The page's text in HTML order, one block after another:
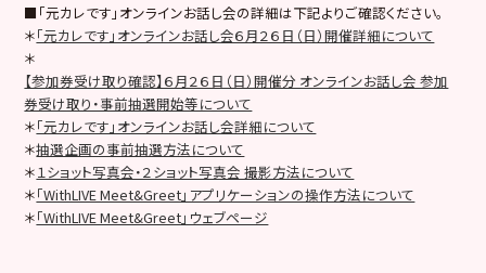
■「元カレです」オンラインお話し会の詳細は下記よりご確認ください。
＊「元カレです」オンラインお話し会６月２６日（日）開催詳細について
＊
【参加券受け取り確認】６月２６日（日）開催分 オンラインお話し会 参加
券受け取り・事前抽選開始等について
＊「元カレです」オンラインお話し会詳細について
＊抽選企画の事前抽選方法について
＊１ショット写真会・２ショット写真会 撮影方法について
＊「WithLIVE Meet&Greet」アプリケーションの操作方法について
＊「WithLIVE Meet&Greet」ウェブページ